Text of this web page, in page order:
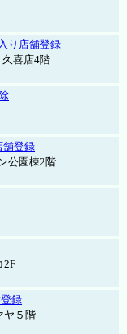
り店舗登録
喜店4階
舗登録
公園棟2階
2F
録
ヤ５階